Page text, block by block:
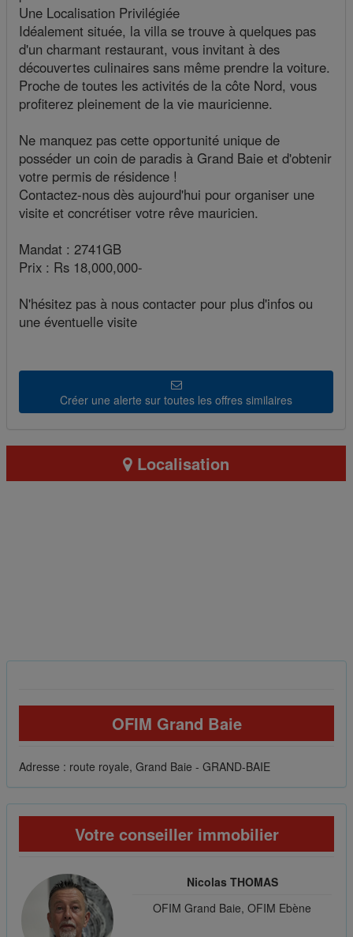
Une Localisation Privilégiée
Idéalement située, la villa se trouve à quelques pas
d'un charmant restaurant, vous invitant à des
découvertes culinaires sans même prendre la voiture.
Proche de toutes les activités de la côte Nord, vous
profiterez pleinement de la vie mauricienne.
Ne manquez pas cette opportunité unique de
posséder un coin de paradis à Grand Baie et d'obtenir
votre permis de résidence !
Contactez-nous dès aujourd'hui pour organiser une
visite et concrétiser votre rêve mauricien.
Mandat : 2741GB
Prix : Rs 18,000,000-
N'hésitez pas à nous contacter pour plus d'infos ou
une éventuelle visite
Créer une alerte sur toutes les offres similaires
Localisation
OFIM Grand Baie
Adresse : route royale, Grand Baie - GRAND-BAIE
Votre conseiller immobilier
Nicolas THOMAS
OFIM Grand Baie, OFIM Ebène